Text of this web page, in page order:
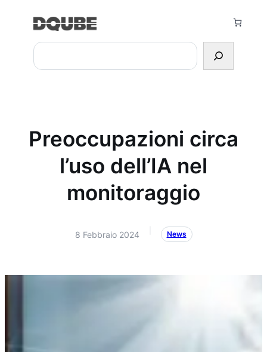
Search
Preoccupazioni circa
l’uso dell’IA nel
monitoraggio
8 Febbraio 2024 News